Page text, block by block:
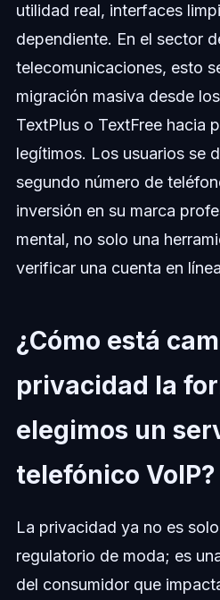
utilidad real, interfaces
dependiente. En el sector
telecomunicaciones, esto
migración masiva desde
TextPlus o TextFree hacia
legítimos. Los usuarios se
segundo número de
inversión en su marca
mental, no solo una
verificar una cuenta en
¿Cómo está
privacidad la
elegimos un
telefónico VoIP?
La privacidad ya no es
regulatorio de moda; es
del consumidor que